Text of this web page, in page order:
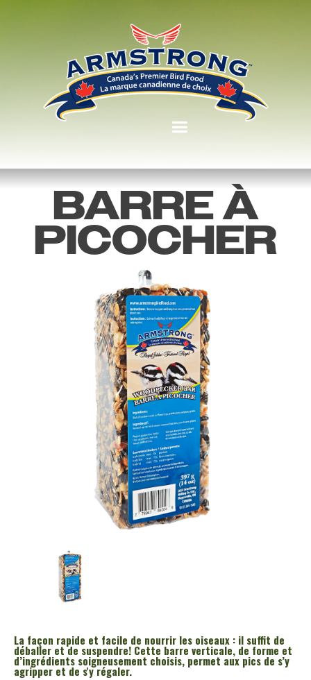
BARRE À
PICOCHER
La façon rapide et facile de nourrir les oiseaux : il suffit de
déballer et de suspendre! Cette barre verticale, de forme et
d’ingrédients soigneusement choisis, permet aux pics de s’y
agripper et de s'y régaler.